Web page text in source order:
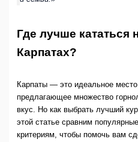
Где лучше кататься
Карпатах?
Карпаты — это идеальное
предлагающее множество
вкус. Но как выбрать лучший
этой статье сравним
критериям, чтобы помочь вам